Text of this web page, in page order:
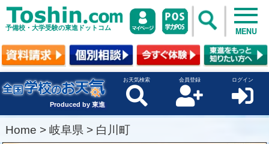
予備校・大学受験の東進ドットコム MENU
Produced by 東進
お天気検索 会員登録 ログイン
Home > 岐阜県 > 白川町